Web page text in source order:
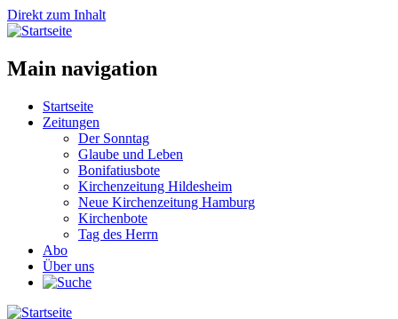
Direkt zum Inhalt
Main navigation
Startseite
Zeitungen
Der Sonntag
Glaube und Leben
Bonifatiusbote
Kirchenzeitung Hildesheim
Neue Kirchenzeitung Hamburg
Kirchenbote
Tag des Herrn
Abo
Über uns